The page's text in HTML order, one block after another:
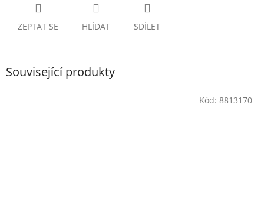
ZEPTAT SE HLÍDAT SDÍLET
Související produkty
Kód: 8813170